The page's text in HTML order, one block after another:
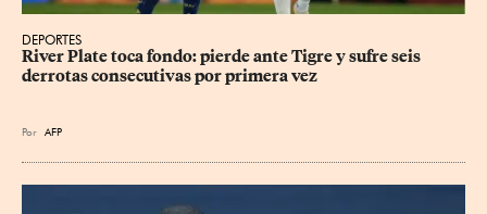
DEPORTES
River Plate toca fondo: pierde ante Tigre y sufre seis
derrotas consecutivas por primera vez
Por AFP